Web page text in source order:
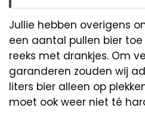
Jullie hebben overigens
een aantal pullen bier
reeks met drankjes. Om
garanderen zouden wij
liters bier alleen op
moet ook weer niet té